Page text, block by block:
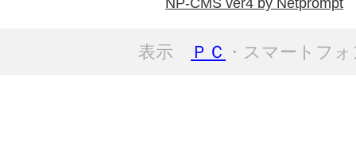
表示 ＰＣ ・スマートフ